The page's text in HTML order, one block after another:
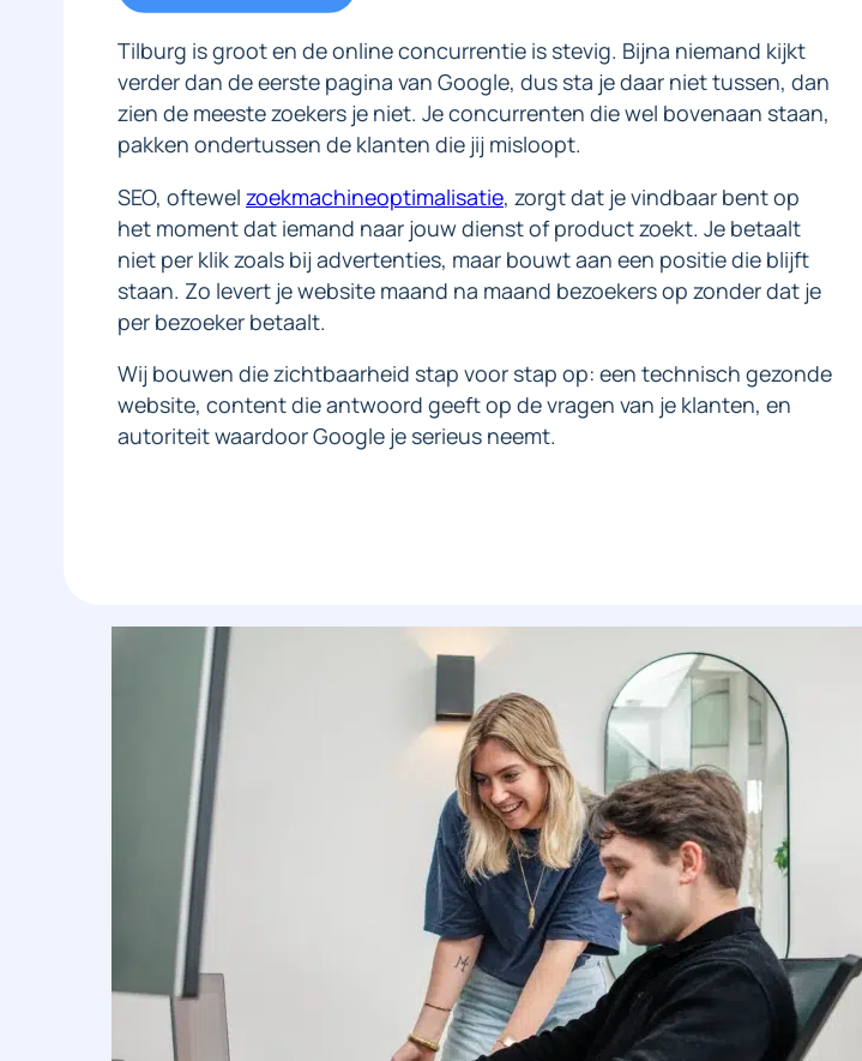
Tilburg is groot en de online concurrentie is stevig. Bijna niemand kijkt
verder dan de eerste pagina van Google, dus sta je daar niet tussen, dan
zien de meeste zoekers je niet. Je concurrenten die wel bovenaan staan,
pakken ondertussen de klanten die jij misloopt.
SEO, oftewel zoekmachineoptimalisatie, zorgt dat je vindbaar bent op
het moment dat iemand naar jouw dienst of product zoekt. Je betaalt
niet per klik zoals bij advertenties, maar bouwt aan een positie die blijft
staan. Zo levert je website maand na maand bezoekers op zonder dat je
per bezoeker betaalt.
Wij bouwen die zichtbaarheid stap voor stap op: een technisch gezonde
website, content die antwoord geeft op de vragen van je klanten, en
autoriteit waardoor Google je serieus neemt.